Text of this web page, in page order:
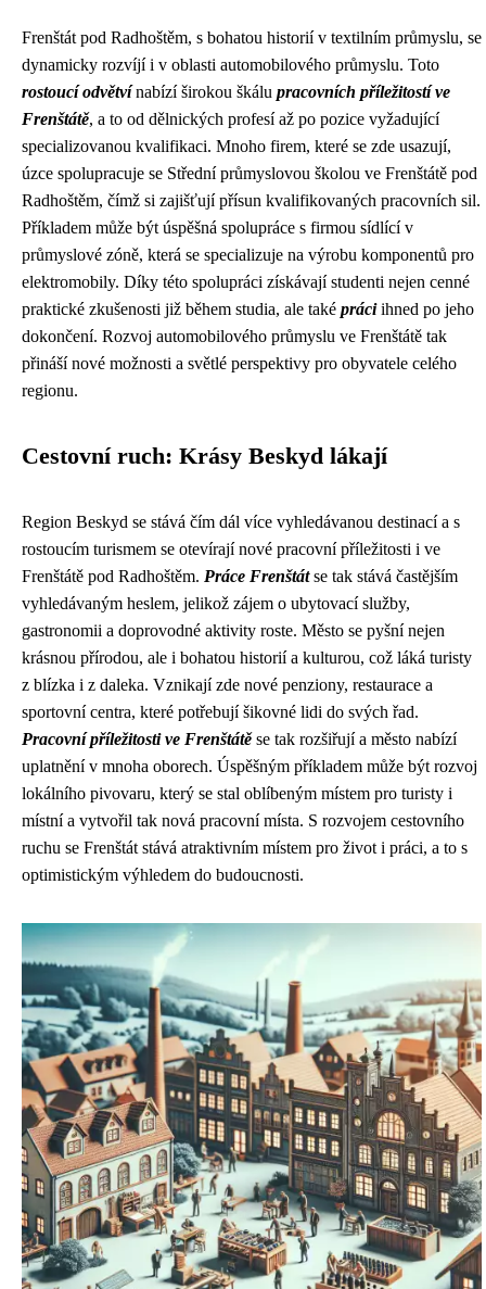
Frenštát pod Radhoštěm, s bohatou historií v textilním průmyslu, se
dynamicky rozvíjí i v oblasti automobilového průmyslu. Toto
rostoucí odvětvínabízí širokou škálu pracovních příležitostí ve
Frenštátě, a to od dělnických profesí až po pozice vyžadující
specializovanou kvalifikaci. Mnoho firem, které se zde usazují,
úzce spolupracuje se Střední průmyslovou školou ve Frenštátě pod
Radhoštěm, čímž si zajišťují přísun kvalifikovaných pracovních sil.
Příkladem může být úspěšná spolupráce s firmou sídlící v
průmyslové zóně, která se specializuje na výrobu komponentů pro
elektromobily. Díky této spolupráci získávají studenti nejen cenné
praktické zkušenosti již během studia, ale také práciihned po jeho
dokončení. Rozvoj automobilového průmyslu ve Frenštátě tak
přináší nové možnosti a světlé perspektivy pro obyvatele celého
regionu.
Cestovní ruch: Krásy Beskyd lákají
Region Beskyd se stává čím dál více vyhledávanou destinací a s
rostoucím turismem se otevírají nové pracovní příležitosti i ve
Frenštátě pod Radhoštěm. Práce Frenštátse tak stává častějším
vyhledávaným heslem, jelikož zájem o ubytovací služby,
gastronomii a doprovodné aktivity roste. Město se pyšní nejen
krásnou přírodou, ale i bohatou historií a kulturou, což láká turisty
z blízka i z daleka. Vznikají zde nové penziony, restaurace a
sportovní centra, které potřebují šikovné lidi do svých řad.
Pracovní příležitosti ve Frenštátěse tak rozšiřují a město nabízí
uplatnění v mnoha oborech. Úspěšným příkladem může být rozvoj
lokálního pivovaru, který se stal oblíbeným místem pro turisty i
místní a vytvořil tak nová pracovní místa. S rozvojem cestovního
ruchu se Frenštát stává atraktivním místem pro život i práci, a to s
optimistickým výhledem do budoucnosti.